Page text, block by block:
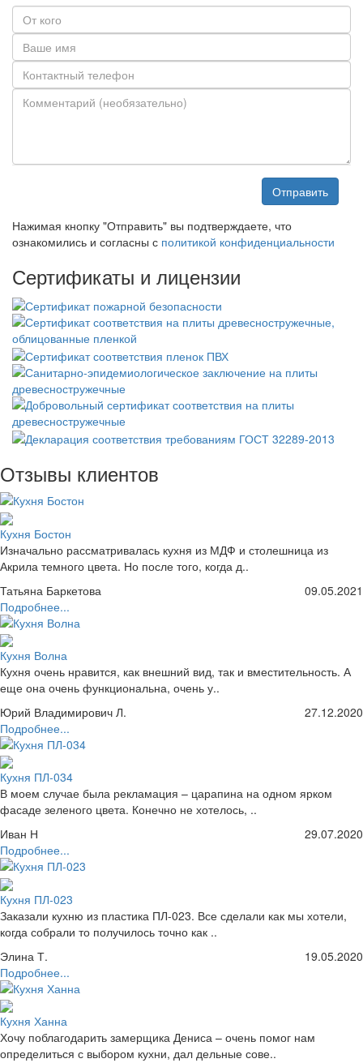
Отправить
Нажимая кнопку "Отправить" вы подтверждаете, что
ознакомились и согласны с политикой конфиденциальности
Сертификаты и лицензии
Отзывы клиентов
Кухня Бостон
Изначально рассматривалась кухня из МДФ и столешница из
Акрила темного цвета. Но после того, когда д..
Татьяна Баркетова
09.05.2021
Подробнее...
Кухня Волна
Кухня очень нравится, как внешний вид, так и вместительность. А
еще она очень функциональна, очень у..
Юрий Владимирович Л.
27.12.2020
Подробнее...
Кухня ПЛ-034
В моем случае была рекламация – царапина на одном ярком
фасаде зеленого цвета. Конечно не хотелось, ..
Иван Н
29.07.2020
Подробнее...
Кухня ПЛ-023
Заказали кухню из пластика ПЛ-023. Все сделали как мы хотели,
когда собрали то получилось точно как ..
Элина Т.
19.05.2020
Подробнее...
Кухня Ханна
Хочу поблагодарить замерщика Дениса – очень помог нам
определиться с выбором кухни, дал дельные сове..